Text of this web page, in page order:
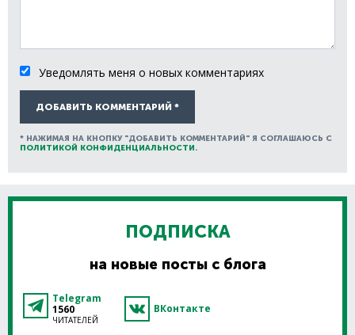
Уведомлять меня о новых комментариях
ДОБАВИТЬ КОММЕНТАРИЙ *
* НАЖИМАЯ НА КНОПКУ "ДОБАВИТЬ КОММЕНТАРИЙ" Я СОГЛАШАЮСЬ С
ПОЛИТИКОЙ КОНФИДЕНЦИАЛЬНОСТИ.
ПОДПИСКА
на новые посты с блога
Telegram
1560
ЧИТАТЕЛЕЙ
ВКонтакте